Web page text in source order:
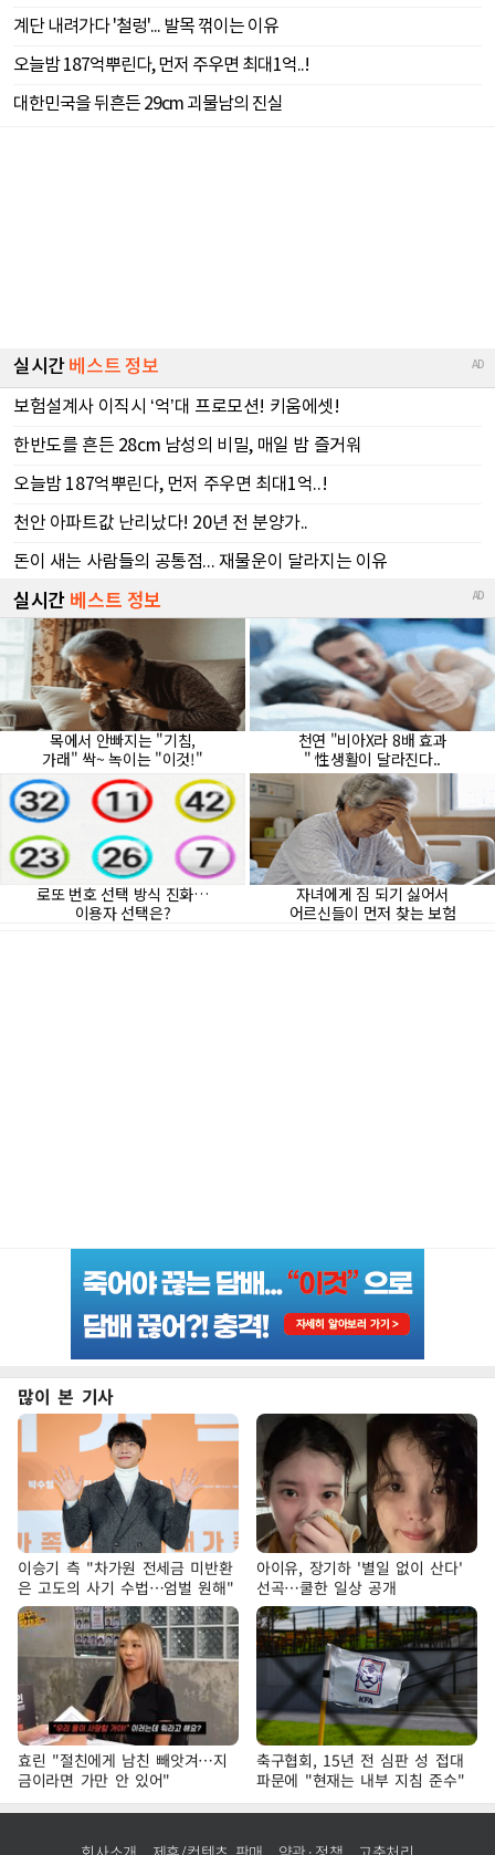
많이 본 기사
이승기 측 "차가원 전세금 미반환
은 고도의 사기 수법…엄벌 원해"
아이유, 장기하 '별일 없이 산다'
선곡…쿨한 일상 공개
효린 "절친에게 남친 빼앗겨…지
금이라면 가만 안 있어"
축구협회, 15년 전 심판 성 접대
파문에 "현재는 내부 지침 준수"